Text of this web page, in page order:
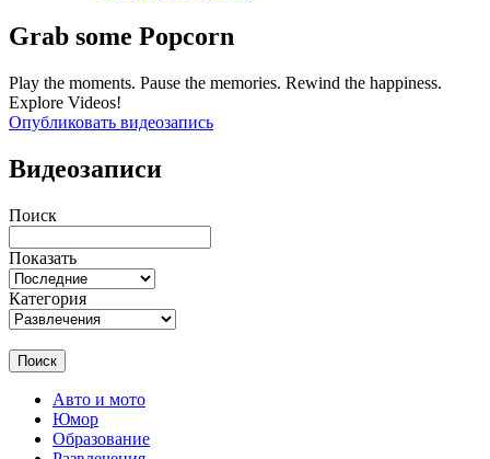
Grab some Popcorn
Play the moments. Pause the memories. Rewind the happiness.
Explore Videos!
Опубликовать видеозапись
Видеозаписи
Поиск
Показать
Категория
Поиск
Авто и мото
Юмор
Образование